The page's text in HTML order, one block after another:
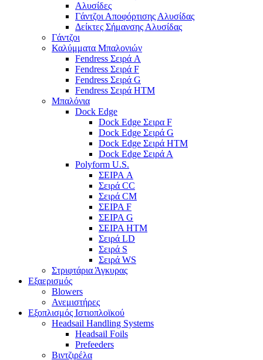
Αλυσίδες
Γάντζοι Αποφόρτισης Αλυσίδας
Δείκτες Σήμανσης Αλυσίδας
Γάντζοι
Καλύμματα Μπαλονιών
Fendress Σειρά A
Fendress Σειρά F
Fendress Σειρά G
Fendress Σειρά HTM
Μπαλόνια
Dock Edge
Dock Edge Σειρα F
Dock Edge Σειρά G
Dock Edge Σειρά HTM
Dock Edge Σειρά Α
Polyform U.S.
ΣΕΙΡΑ A
Σειρά CC
Σειρά CM
ΣΕΙΡΑ F
ΣΕΙΡΑ G
ΣΕΙΡΑ HTM
Σειρά LD
Σειρά S
Σειρά WS
Στριφτάρια Άγκυρας
Εξαερισμός
Blowers
Ανεμιστήρες
Εξοπλισμός Ιστιοπλοϊκού
Headsail Handling Systems
Headsail Foils
Prefeeders
Βιντζιρέλα